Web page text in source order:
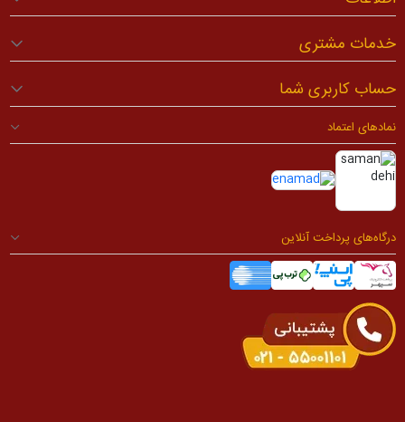
خدمات مشتری
حساب کاربری شما
نمادهای اعتماد
درگاه‌های پرداخت آنلاین